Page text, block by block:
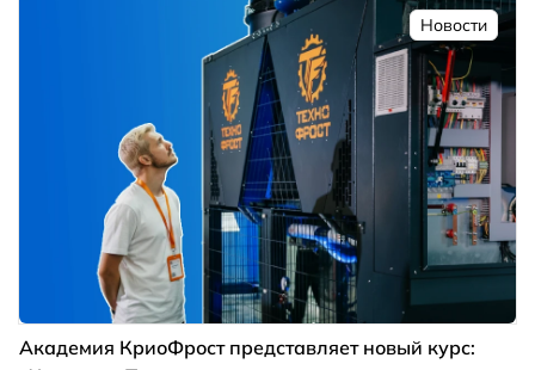
Новости
Академия КриоФрост представляет новый курс: